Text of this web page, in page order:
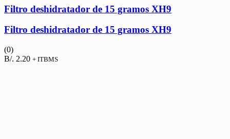
Filtro deshidratador de 15 gramos XH9
Filtro deshidratador de 15 gramos XH9
(0)
B/. 2.20 + ITBMS